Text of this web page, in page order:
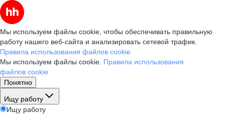
Мы используем файлы cookie, чтобы обеспечивать правильную
работу нашего веб-сайта и анализировать сетевой трафик.
Правила использования файлов cookie
Мы используем файлы cookie. Правила использования
файлов cookie
Понятно
Ищу работу
Ищу работу